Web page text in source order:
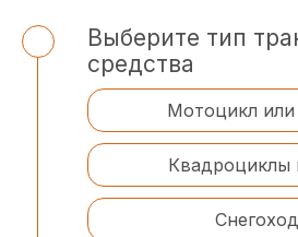
Выберите тип
средства
Мотоцикл или
Квадроциклы